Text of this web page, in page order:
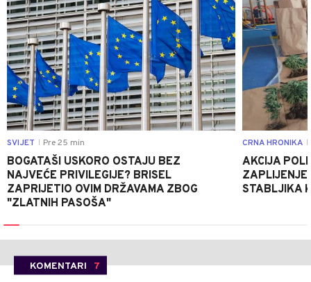
SVIJET Pre 25 min
BOGATAŠI USKORO OSTAJU BEZ
NAJVEĆE PRIVILEGIJE? BRISEL
ZAPRIJETIO OVIM DRŽAVAMA ZBOG
"ZLATNIH PASOŠA"
CRNA HRONIKA
AKCIJA
STABLJIKA
KOMENTARI 7